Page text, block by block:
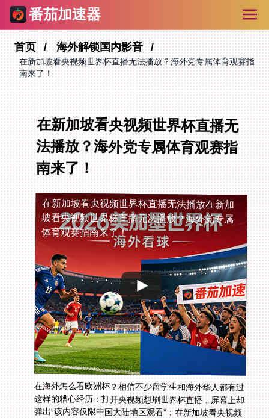
番茄加速器
首页 海外解锁国内影音
在新加坡看央视频世界杯直播无法播放？海外党专属体育观赛指
南来了！
在新加坡看央视频世界杯直播无
法播放？海外党专属体育观赛指
南来了！
在新加坡看央视频世界杯直播无法播放在新加
坡看央视频世界杯直播无法播放？海外党专属
体育观赛指南来了！
在海外怎么看欧洲杯？相信不少留学生和海外华人都有过
这样的糟心经历：打开央视频想刷世界杯直播，屏幕上却
弹出“该内容仅限中国大陆地区观看”；在新加坡看央视频